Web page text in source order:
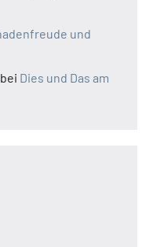
und
bei Dies und Das am